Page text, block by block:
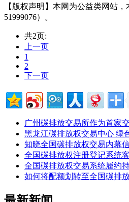
【版权声明】本网为公益类网站
51999076）。
共2页:
上一页
1
2
下一页
广州碳排放交易所作为首家
黑龙江碳排放权交易中心 绿
知晓全国碳排放权交易内幕
全国碳排放权注册登记系统
全国碳排放权交易系统履约
如何将配额划转至全国碳排